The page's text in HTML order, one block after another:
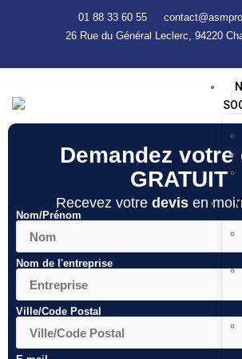
01 88 33 60 55
26 Rue du Général Leclerc, 94220
Demandez votre
GRATUIT
Recevez votre devis en
Nom/Prénom
Nom de l'entreprise
Ville/Code Postal